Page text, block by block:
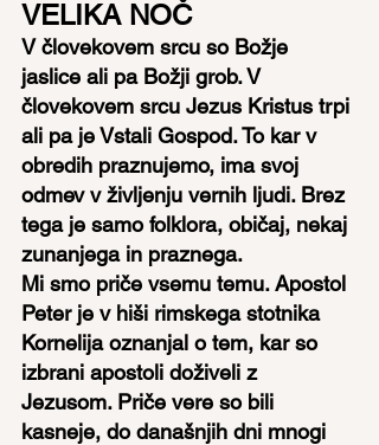
VELIKA NOČ
V človekovem srcu so Božje
jaslice ali pa Božji grob. V
človekovem srcu Jezus Kristus trpi
ali pa je Vstali Gospod. To kar v
obredih praznujemo, ima svoj
odmev v življenju vernih ljudi. Brez
tega je samo folklora, običaj, nekaj
zunanjega in praznega.
Mi smo priče vsemu temu. Apostol
Peter je v hiši rimskega stotnika
Kornelija oznanjal o tem, kar so
izbrani apostoli doživeli z
Jezusom. Priče vere so bili
kasneje, do današnjih dni mnogi